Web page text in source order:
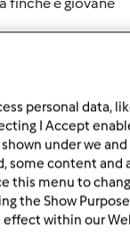
personal data,
I Accept
under we
some content and
this menu to
the Show
effect within our